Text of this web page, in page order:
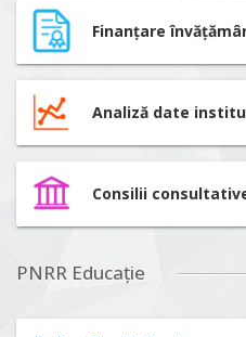
Finanțare
Analiză date
Consilii
PNRR Educație